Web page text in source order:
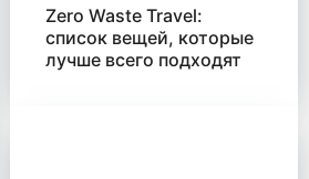
Zero Waste Travel:
список вещей, которые
лучше всего подходят